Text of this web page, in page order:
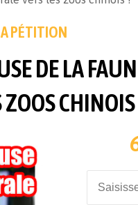
PÉTITION
DE LA
ZOOS